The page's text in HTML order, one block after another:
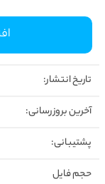
تاریخ انتشار:
آخرین بروزرسانی:
پشتیبانی:
حجم فایل